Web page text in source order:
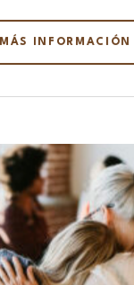
MÁS INFORMACIÓN